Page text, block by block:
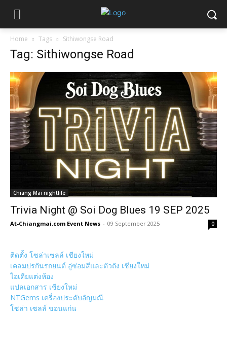
Home Tags Sithiwongse Road
Tag: Sithiwongse Road
Chiang Mai nightlife
Trivia Night @ Soi Dog Blues 19 SEP 2025
At-Chiangmai.com Event News - 09 September 2025 0
ติดตั้ง โซล่าเซลล์ เชียงใหม่
เคลมปรกันรถยนต์ อู่ซ่อมสีและตัวถัง เชียงใหม่
ไอเดียแต่งห้อง
แปลเอกสาร เชียงใหม่
NTGems เครื่องประดับอัญมณี
โซล่า เซลล์ ขอนแก่น